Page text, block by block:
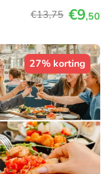
€13,75 €9,50
27% korting